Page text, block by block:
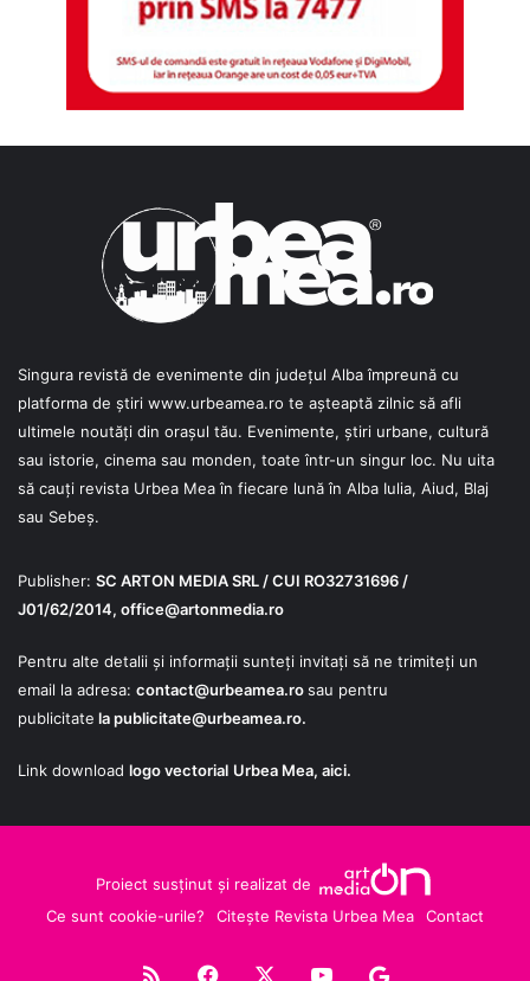
Singura revistă de evenimente din județul Alba împreună cu
platforma de știri www.urbeamea.ro te așteaptă zilnic să afli
ultimele noutăți din orașul tău. Evenimente, știri urbane, cultură
sau istorie, cinema sau monden, toate într-un singur loc. Nu uita
să cauți revista Urbea Mea în fiecare lună în Alba Iulia, Aiud, Blaj
sau Sebeș.
Publisher: SC ARTON MEDIA SRL / CUI RO32731696 /
J01/62/2014, office@artonmedia.ro
Pentru alte detalii și informații sunteți invitați să ne trimiteți un
email la adresa: contact@urbeamea.rosau pentru
publicitate lapublicitate@urbeamea.ro.
Link download logo vectorial Urbea Mea, aici.
Proiect susținut și realizat de
Ce sunt cookie-urile?
Citește Revista Urbea Mea Contact
RSS Facebook YouTubeGoogle